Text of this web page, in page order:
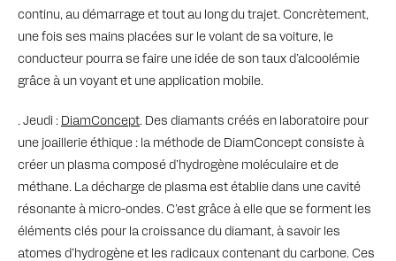
continu, au démarrage et tout au long du trajet. Concrètement,
une fois ses mains placées sur le volant de sa voiture, le
conducteur pourra se faire une idée de son taux d’alcoolémie
grâce à un voyant et une application mobile.
. Jeudi : DiamConcept. Des diamants créés en laboratoire pour
une joaillerie éthique : la méthode de DiamConcept consiste à
créer un plasma composé d’hydrogène moléculaire et de
méthane. La décharge de plasma est établie dans une cavité
résonante à micro-ondes. C’est grâce à elle que se forment les
éléments clés pour la croissance du diamant, à savoir les
atomes d’hydrogène et les radicaux contenant du carbone. Ces